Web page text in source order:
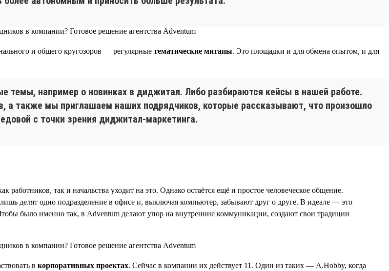
и общего кругозоров — регулярные тематические митапы. Это площадки и для обмена опытом, и для
темы, например о новинках в диджитал. Либо разбираются кейсы в нашей работе.
а также мы приглашаем наших подрядчиков, которые рассказывают, что произошло
с точки зрения диджитал-маркетинга.
так и начальства уходит на это. Однако остаётся ещё и простое человеческое общение.
делят одно подразделение в офисе и, выключая компьютер, забывают друг о друге. В идеале — это
было именно так, в Adventum делают упор на внутренние коммуникации, создают свои традиции
в корпоративных проектах. Сейчас в компании их действует 11. Один из таких — A.Hobby, когда